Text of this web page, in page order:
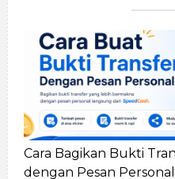
Cara Bagikan Bukti
dengan Pesan Personal